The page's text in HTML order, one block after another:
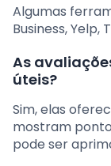
Algumas
Business, Yelp,
As
úteis?
Sim, elas
mostram
pode ser